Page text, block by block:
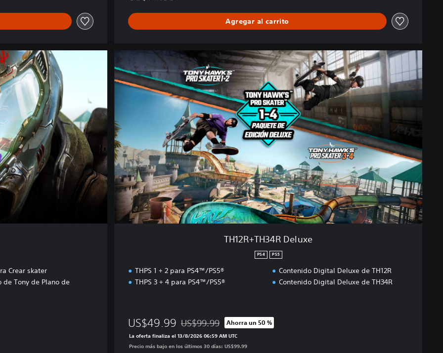
Agregar al carrito
Crear skater
de Tony de Plano de
H
2
H
3
4
R
D
e
e
TH12R+TH34R Deluxe
PS4 PS5
THPS 1 + 2 para PS4™/PS5®
THPS 3 + 4 para PS4™/PS5®
Contenido Digital Deluxe de TH12R
Contenido Digital Deluxe de TH34R
US$49.99 Rebajado del precio original de US$99.99
US$99.99 Ahorra un 50 %
La oferta finaliza el 13/8/2026 06:59 AM UTC
Precio más bajo en los últimos 30 días: US$99.99